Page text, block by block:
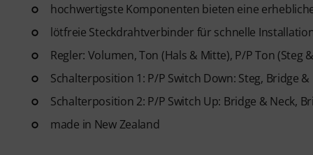
hochwertigste Komponenten bieten eine
lötfreie Steckdrahtverbinder für schnelle
Regler: Volumen, Ton (Hals & Mitte), P/P Ton (Steg
Schalterposition 1: P/P Switch Down: Steg, Bridge
Schalterposition 2: P/P Switch Up: Bridge & Neck,
made in New Zealand